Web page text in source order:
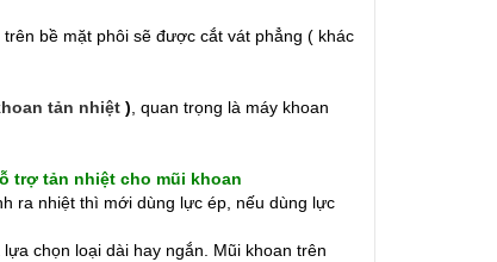
bề mặt phôi sẽ được cắt vát phẳng ( khác
tản nhiệt ) , quan trọng là máy khoan
trợ tản nhiệt cho mũi khoan
ra nhiệt thì mới dùng lực ép, nếu dùng lực
chọn loại dài hay ngắn. Mũi khoan trên